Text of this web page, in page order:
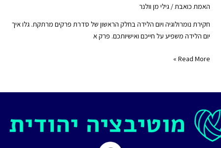
חלק
א
|
#
האמת כואבת /גילי מן וולנר
חקירת נומרולוגיה ויום הלידה בחלק הראשון של סדרת פרקים מרתקת. גלו איך
יום הלידה משפיע על חייכם ואישיותכם. פרק א
האמת
יום
-
נומרולוגיה
חלק
Read More »